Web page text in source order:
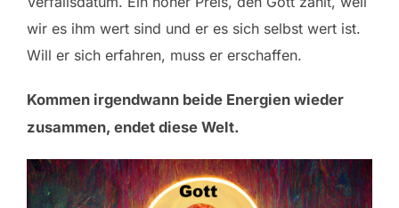
wir es ihm wert sind und er es sich selbst wert ist.
Will er sich erfahren, muss er erschaffen.
Kommen irgendwann beide Energien wieder
zusammen, endet diese Welt.